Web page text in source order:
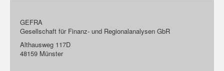
GEFRA
Gesellschaft für Finanz- und Regionalanalysen GbR
Althausweg 117D
48159 Münster